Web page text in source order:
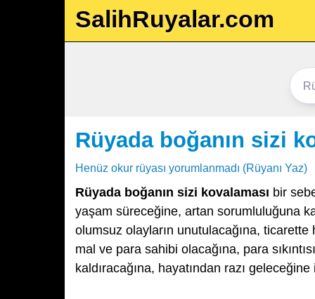
SalihRuyalar.com
Rüyada boğanın sizi
Henüz okur rüyası yorumlanmadı (Rüyanı Yaz)
Rüyada boğanın sizi kovalaması bir
yaşam süreceğine, artan sorumluluğuna
olumsuz olayların unutulacağına,
mal ve para sahibi olacağına, para
kaldıracağına, hayatından razı